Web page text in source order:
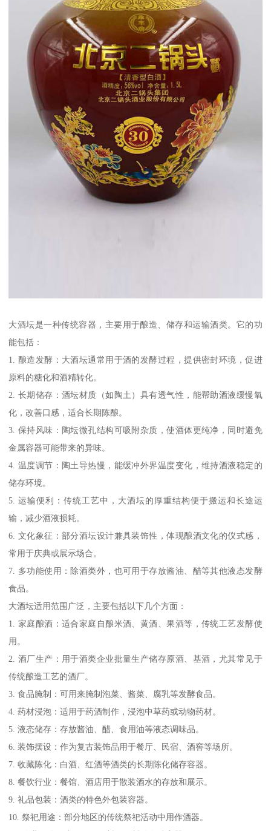
大酒坛是一种传统容器，主要用于酿造、储存和运输酒类。它的功
能包括：
1. 酿造发酵：大酒坛通常用于酒的发酵过程，提供密封环境，促进
原料的糖化和酒精转化。
2. 长期储存：酒坛材质（如陶土）具有透气性，能帮助酒液缓慢氧
化，改善口感，适合长期陈酿。
3. 保持风味：陶坛微孔结构可吸附杂质，使酒体更纯净，同时避免
金属容器可能带来的异味。
4. 温度调节：陶土导热慢，能缓冲外界温度变化，维持酒液稳定的
储存环境。
5. 运输便利：传统工艺中，大酒坛的厚重结构便于搬运和长途运
输，减少酒液损耗。
6. 文化象征：部分酒坛设计兼具装饰性，体现酿酒文化的仪式感，
常用于庆典或展示场合。
7. 多功能使用：除酒类外，也可用于存放酱油、醋等其他液态发酵
食品。
大酒坛适用范围广泛，主要包括以下几个方面：
1. 家庭酿酒：适合家庭自酿米酒、黄酒、果酒等，传统工艺发酵使
用。
2. 酒厂生产：用于酒类企业批量生产储存原酒、基酒，尤其常见于
传统酿造工艺的酒厂。
3. 食品腌制：可用来腌制泡菜、酱菜、腐乳等发酵食品。
4. 药材浸泡：适用于药酒制作，浸泡中草药或动物药材。
5. 液态储存：存放酱油、醋、食用油等液态调味品。
6. 装饰摆设：作为复古装饰品用于餐厅、民宿、酒窖等场所。
7. 收藏陈化：白酒、红酒等酒类的长期陈化储存容器。
8. 餐饮行业：餐馆、酒店用于散装酒水的存放和展示。
9. 礼品包装：酒类的特色外包装容器。
10. 祭祀用途：部分地区的传统祭祀活动中用作酒器。